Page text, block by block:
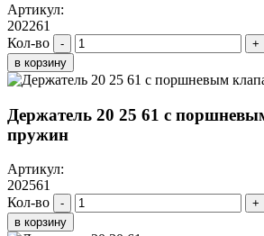
Артикул:
202261
Кол-во
-
+
в корзину
Держатель 20 25 61 с
пружин
Артикул:
202561
Кол-во
-
+
в корзину